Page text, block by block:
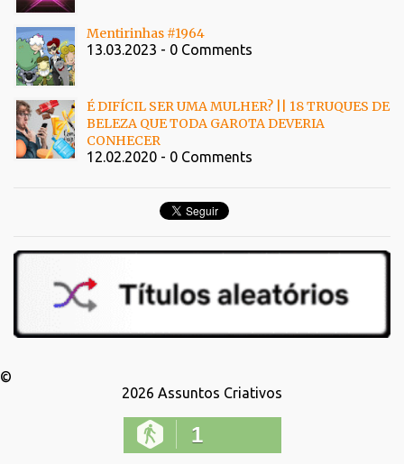
Mentirinhas #1964
13.03.2023 - 0 Comments
É DIFÍCIL SER UMA MULHER? || 18 TRUQUES DE
BELEZA QUE TODA GAROTA DEVERIA
CONHECER
12.02.2020 - 0 Comments
©
2026 Assuntos Criativos
1